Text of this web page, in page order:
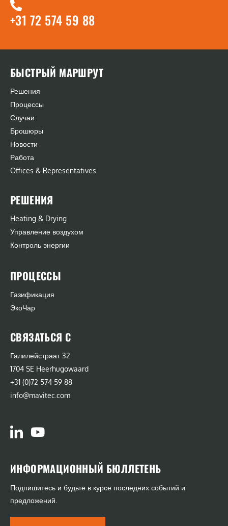
+31 72 574 59 88
БЫСТРЫЙ МАРШРУТ
Решения
Процессы
Случаи
Брошюры
Новости
Работа
Offices & Representatives
РЕШЕНИЯ
Heating & Drying
Управление воздухом
Контроль энергии
ПРОЦЕССЫ
Газификация
ЭкоЧар
СВЯЗАТЬСЯ С
Галилейстраат 32
1704 SE Heerhugowaard
+31 (0)72 574 59 88
info@mavitec.com
ИНФОРМАЦИОННЫЙ БЮЛЛЕТЕНЬ
Подпишитесь и будьте в курсе последних событий и
предложений.